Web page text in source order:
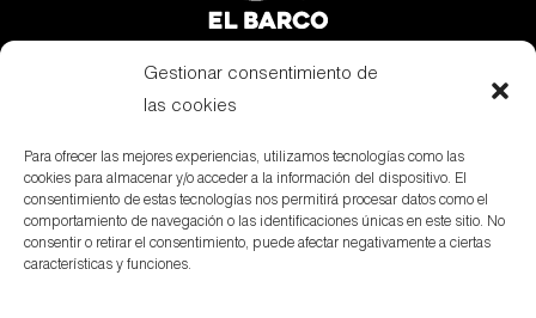
Gestionar consentimiento de
las cookies
Para ofrecer las mejores experiencias, utilizamos tecnologías como las
cookies para almacenar y/o acceder a la información del dispositivo. El
consentimiento de estas tecnologías nos permitirá procesar datos como el
comportamiento de navegación o las identificaciones únicas en este sitio. No
consentir o retirar el consentimiento, puede afectar negativamente a ciertas
características y funciones.
Subvenciones
Aviso Legal
Política de privacidad